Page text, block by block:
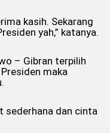
kasih. Sekarang
yah,” katanya.
– Gibran terpilih
maka
sederhana dan cinta